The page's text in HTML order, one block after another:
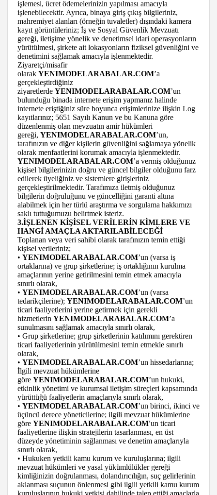
işlemesi, ücret ödemelerinizin yapılması amacıyla
işlenebilecektir. Ayrıca, binaya giriş çıkış bilgileriniz,
mahremiyet alanları (örneğin tuvaletler) dışındaki kamera
kayıt görüntüleriniz; İş ve Sosyal Güvenlik Mevzuatı
gereği, iletişime yönelik ve denetimsel idari operasyonların
yürütülmesi, şirkete ait lokasyonların fiziksel güvenliğini ve
denetimini sağlamak amacıyla işlenmektedir.
Ziyaretçi/misafir
olarak YENIMODELARABALAR.COM’a
gerçekleştirdiğiniz
ziyaretlerde YENIMODELARABALAR.COM’un
bulunduğu binada internete erişim yapmanız halinde
internete eriştiğiniz süre boyunca erişimlerinize ilişkin Log
kayıtlarınız; 5651 Sayılı Kanun ve bu Kanuna göre
düzenlenmiş olan mevzuatın amir hükümleri
gereği, YENIMODELARABALAR.COM’un,
tarafınızın ve diğer kişilerin güvenliğini sağlamaya yönelik
olarak menfaatlerini korumak amacıyla işlenmektedir.
YENIMODELARABALAR.COM’a vermiş olduğunuz
kişisel bilgilerinizin doğru ve güncel bilgiler olduğunu farz
edilerek üyeliğiniz ve sistemlere girişleriniz
gerçekleştirilmektedir. Tarafımıza iletmiş olduğunuz
bilgilerin doğruluğunu ve güncelliğini garanti altına
alabilmek için her türlü araştırma ve sorgulama hakkımızı
saklı tuttuğumuzu belirtmek isteriz.
3.İŞLENEN KİŞİSEL VERİLERİN KİMLERE VE
HANGİ AMAÇLA AKTARILABİLECEĞİ
Toplanan veya veri sahibi olarak tarafınızın temin ettiği
kişisel verileriniz;
• YENIMODELARABALAR.COM’un (varsa iş
ortaklarına) ve grup şirketlerine; iş ortaklığının kurulma
amaçlarının yerine getirilmesini temin etmek amacıyla
sınırlı olarak,
• YENIMODELARABALAR.COM’un (varsa
tedarikçilerine); YENIMODELARABALAR.COM’un
ticari faaliyetlerini yerine getirmek için gerekli
hizmetlerin YENIMODELARABALAR.COM’a
sunulmasını sağlamak amacıyla sınırlı olarak,
• Grup şirketlerine; grup şirketlerinin katılımını gerektiren
ticari faaliyetlerinin yürütülmesini temin etmekle sınırlı
olarak,
• YENIMODELARABALAR.COM’un hissedarlarına;
İlgili mevzuat hükümlerine
göre YENIMODELARABALAR.COM’un hukuki,
etkinlik yönetimi ve kurumsal iletişim süreçleri kapsamında
yürüttüğü faaliyetlerin amaçlarıyla sınırlı olarak,
• YENIMODELARABALAR.COM’un birinci, ikinci ve
üçüncü derece yöneticilerine; ilgili mevzuat hükümlerine
göre YENIMODELARABALAR.COM'un ticari
faaliyetlerine ilişkin stratejilerin tasarlanması, en üst
düzeyde yönetiminin sağlanması ve denetim amaçlarıyla
sınırlı olarak,
• Hukuken yetkili kamu kurum ve kuruluşlarına; ilgili
mevzuat hükümleri ve yasal yükümlülükler gereği
kimliğinizin doğrulanması, dolandırıcılığın, suç gelirlerinin
aklanması suçunun önlenmesi gibi ilgili yetkili kamu kurum
kuruluşlarının hukuki yetkisi dahilinde talep ettiği amaçlarla